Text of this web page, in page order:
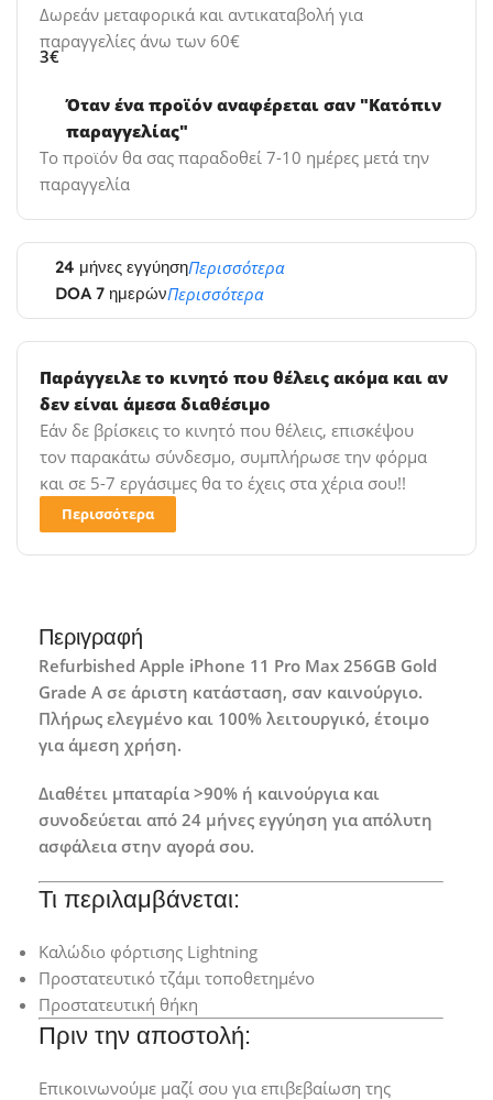
Δωρεάν μεταφορικά και αντικαταβολή για
παραγγελίες άνω των 60€
3€
Όταν ένα προϊόν αναφέρεται σαν "Κατόπιν
παραγγελίας"
Το προϊόν θα σας παραδοθεί 7-10 ημέρες μετά την
παραγγελία
24 μήνες εγγύησηΠερισσότερα
DOA 7 ημερώνΠερισσότερα
Παράγγειλε το κινητό που θέλεις ακόμα και αν
δεν είναι άμεσα διαθέσιμο
Εάν δε βρίσκεις το κινητό που θέλεις, επισκέψου
τον παρακάτω σύνδεσμο, συμπλήρωσε την φόρμα
και σε 5-7 εργάσιμες θα το έχεις στα χέρια σου!!
Περισσότερα
Περιγραφή
Refurbished Apple iPhone 11 Pro Max 256GB Gold
Grade A σε άριστη κατάσταση, σαν καινούργιο.
Πλήρως ελεγμένο και 100% λειτουργικό, έτοιμο
για άμεση χρήση.
Διαθέτει μπαταρία >90% ή καινούργια και
συνοδεύεται από 24 μήνες εγγύηση για απόλυτη
ασφάλεια στην αγορά σου.
Τι περιλαμβάνεται:
Καλώδιο φόρτισης Lightning
Προστατευτικό τζάμι τοποθετημένο
Προστατευτική θήκη
Πριν την αποστολή:
Επικοινωνούμε μαζί σου για επιβεβαίωση της